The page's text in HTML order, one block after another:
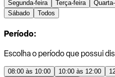
Segunda-feira Terça-feira
Sábado
Todos
Período:
Escolha o período que possui
08:00 às 10:00 10:00 às 12:00